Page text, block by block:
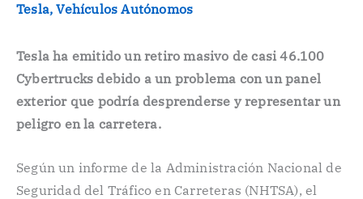
Tesla,Vehículos Autónomos
Tesla ha emitido un retiro masivo de casi 46.100
Cybertrucks debido a un problema con un panel
exterior que podría desprenderse y representar un
peligro en la carretera.
Según un informe de la Administración Nacional de
Seguridad del Tráfico en Carreteras (NHTSA), el